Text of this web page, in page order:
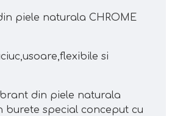
piele naturala CHROME
si
din piele naturala
burete special conceput cu